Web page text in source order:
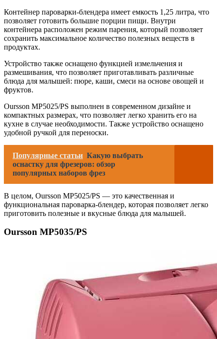
Контейнер пароварки-блендера имеет емкость 1,25 литра, что
позволяет готовить большие порции пищи. Внутри
контейнера расположен режим парения, который позволяет
сохранить максимальное количество полезных веществ в
продуктах.
Устройство также оснащено функцией измельчения и
размешивания, что позволяет приготавливать различные
блюда для малышей: пюре, каши, смеси на основе овощей и
фруктов.
Oursson MP5025/PS выполнен в современном дизайне и
компактных размерах, что позволяет легко хранить его на
кухне в случае необходимости. Также устройство оснащено
удобной ручкой для переноски.
Популярные статьи Какую выбрать
оснастку для фрезеров: обзор
популярных наборов фрез
В целом, Oursson MP5025/PS — это качественная и
функциональная пароварка-блендер, которая позволяет легко
приготовить полезные и вкусные блюда для малышей.
Oursson MP5035/PS